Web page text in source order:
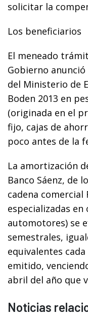
solicitar la
Los beneficiarios
El meneado
Gobierno
del Ministerio de
Boden 2013 en
(originada en el
fijo, cajas de
poco antes de la
La amortización
Banco Sáenz, de
cadena comercial
especializadas
automotores) se
semestrales,
equivalentes
emitido,
abril del año que
Noticias